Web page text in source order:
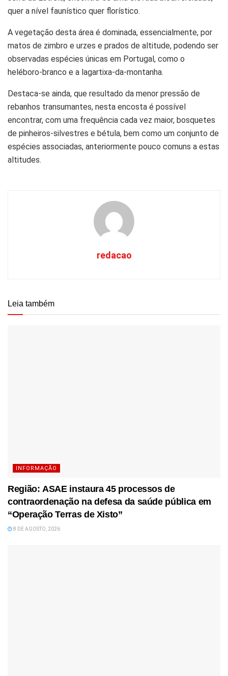
quer a nível faunístico quer florístico.
A vegetação desta área é dominada, essencialmente, por
matos de zimbro e urzes e prados de altitude, podendo ser
observadas espécies únicas em Portugal, como o
heléboro-branco e a lagartixa-da-montanha.
Destaca-se ainda, que resultado da menor pressão de
rebanhos transumantes, nesta encosta é possível
encontrar, com uma frequência cada vez maior, bosquetes
de pinheiros-silvestres e bétula, bem como um conjunto de
espécies associadas, anteriormente pouco comuns a estas
altitudes.
redacao
Leia também
INFORMAÇÃO
Região: ASAE instaura 45 processos de
contraordenação na defesa da saúde pública em
“Operação Terras de Xisto”
8 DE AGOSTO, 2026